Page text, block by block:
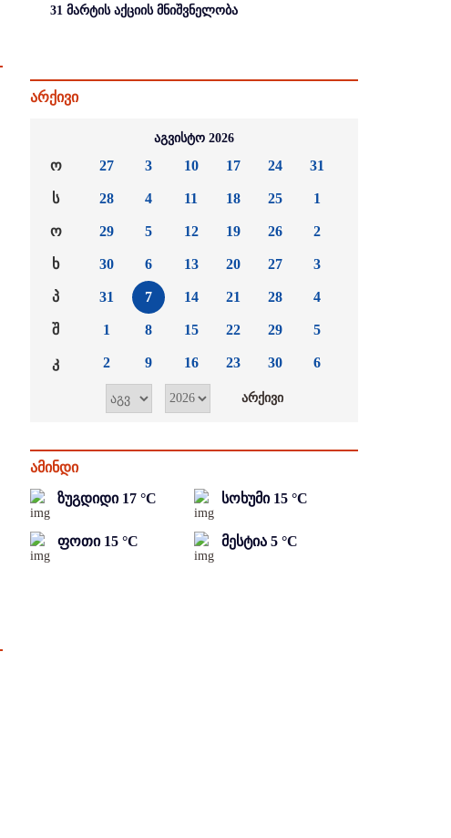
31 მარტის აქციის მნიშვნელობა
არქივი
აგვისტო 2026
ო
ს
ო
ხ
პ
შ
კ
27
28
29
30
31
1
2
3
4
5
6
7
8
9
10
11
12
13
14
15
16
17
18
19
20
21
22
23
24
25
26
27
28
29
30
31
1
2
3
4
5
6
ამინდი
ზუგდიდი 17 °C სოხუმი 15 °C
ფოთი 15 °C მესტია 5 °C